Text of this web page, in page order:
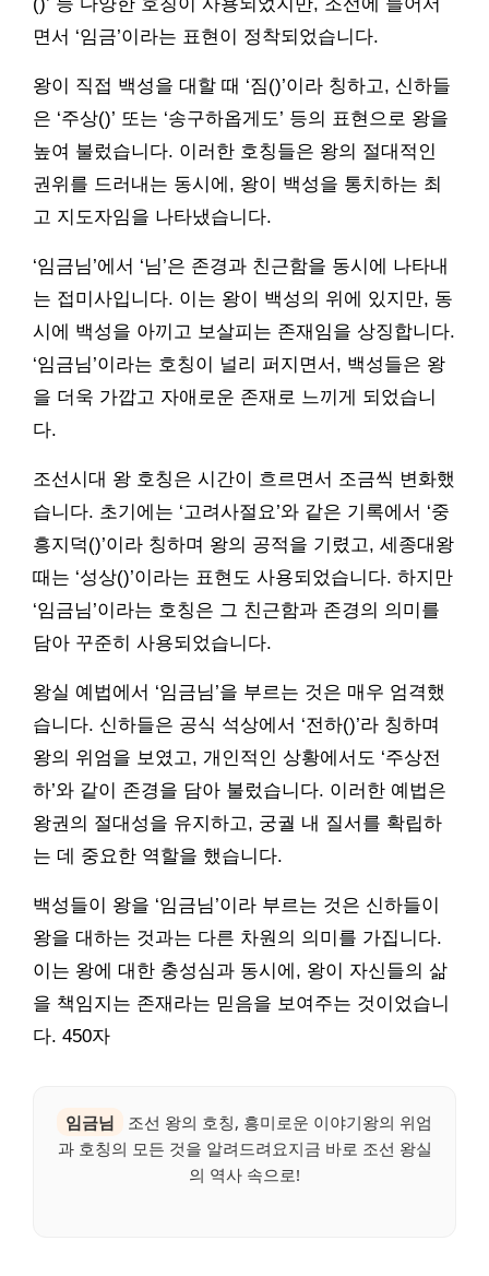
면서 ‘임금’이라는 표현이 정착되었습니다.
왕이 직접 백성을 대할 때 ‘짐()’이라 칭하고, 신하들
은 ‘주상()’ 또는 ‘송구하옵게도’ 등의 표현으로 왕을
높여 불렀습니다. 이러한 호칭들은 왕의 절대적인
권위를 드러내는 동시에, 왕이 백성을 통치하는 최
고 지도자임을 나타냈습니다.
‘임금님’에서 ‘님’은 존경과 친근함을 동시에 나타내
는 접미사입니다. 이는 왕이 백성의 위에 있지만, 동
시에 백성을 아끼고 보살피는 존재임을 상징합니다.
‘임금님’이라는 호칭이 널리 퍼지면서, 백성들은 왕
을 더욱 가깝고 자애로운 존재로 느끼게 되었습니
다.
조선시대 왕 호칭은 시간이 흐르면서 조금씩 변화했
습니다. 초기에는 ‘고려사절요’와 같은 기록에서 ‘중
흥지덕()’이라 칭하며 왕의 공적을 기렸고, 세종대왕
때는 ‘성상()’이라는 표현도 사용되었습니다. 하지만
‘임금님’이라는 호칭은 그 친근함과 존경의 의미를
담아 꾸준히 사용되었습니다.
왕실 예법에서 ‘임금님’을 부르는 것은 매우 엄격했
습니다. 신하들은 공식 석상에서 ‘전하()’라 칭하며
왕의 위엄을 보였고, 개인적인 상황에서도 ‘주상전
하’와 같이 존경을 담아 불렀습니다. 이러한 예법은
왕권의 절대성을 유지하고, 궁궐 내 질서를 확립하
는 데 중요한 역할을 했습니다.
백성들이 왕을 ‘임금님’이라 부르는 것은 신하들이
왕을 대하는 것과는 다른 차원의 의미를 가집니다.
이는 왕에 대한 충성심과 동시에, 왕이 자신들의 삶
을 책임지는 존재라는 믿음을 보여주는 것이었습니
다. 450자
임금님
조선 왕의 호칭, 흥미로운 이야기왕의 위엄
과 호칭의 모든 것을 알려드려요지금 바로 조선 왕실
의 역사 속으로!